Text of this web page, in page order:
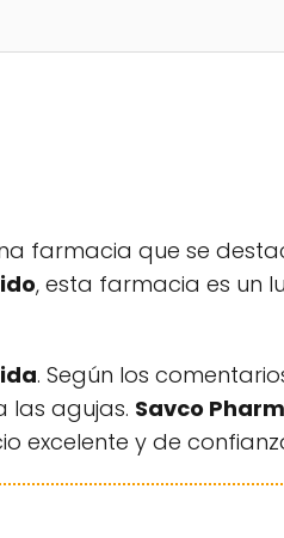
farmacia que se
, esta farmacia es un
. Según los
las agujas. Savco
excelente y de